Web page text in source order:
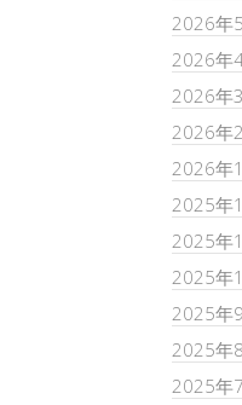
2026年
2026年
2026年
2026年
2026年
2025年
2025年
2025年
2025年
2025年
2025年